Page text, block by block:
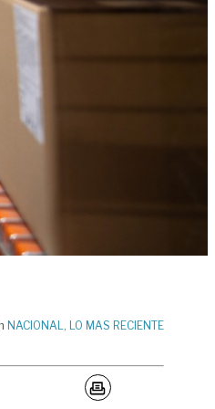
NACIONAL , LO MAS RECIENTE